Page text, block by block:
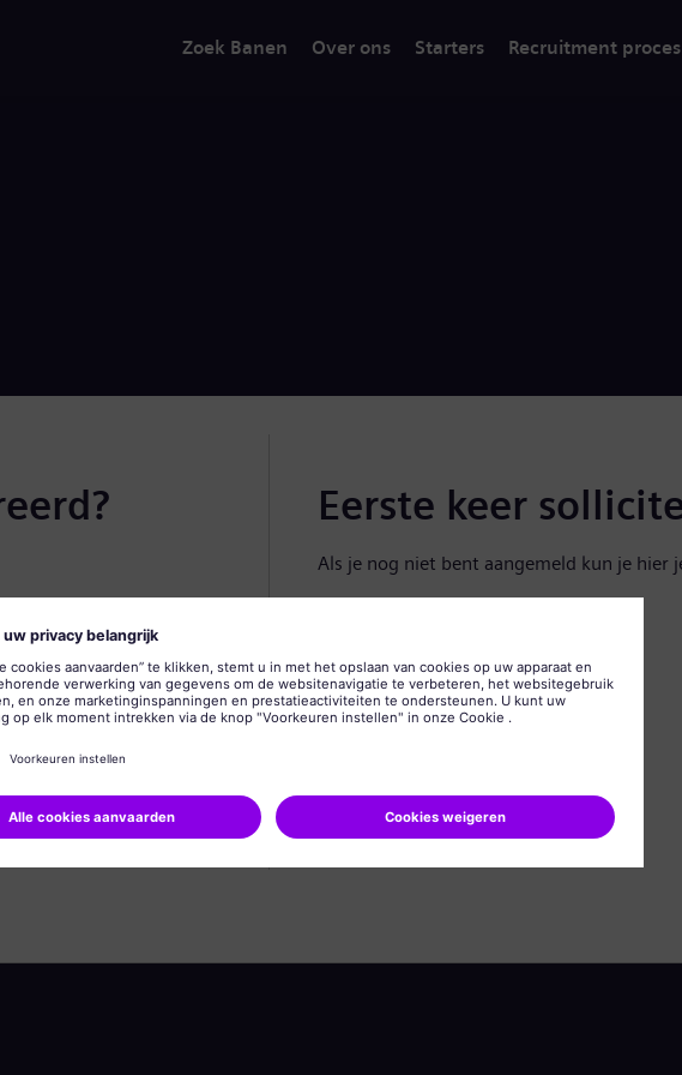
Zoek Banen Over ons Starters Recruitment proces
Eerste keer
Als je nog niet bent aangemeld kun je hier